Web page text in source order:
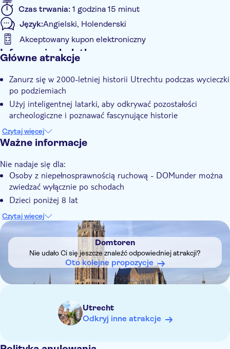
Czas trwania: 1 godzina 15 minut
Język:Angielski, Holenderski
Akceptowany kupon elektroniczny
Informacje dodatkowe
Wliczone są opłaty za wstęp
Wycieczka z przewodnikiem
Przewodnik ekspert
E-Voucher
Z audioprzewodnikiem
Główne atrakcje
Zanurz się w 2000-letniej historii Utrechtu podczas wycieczki
po podziemiach
Użyj inteligentnej latarki, aby odkrywać pozostałości
archeologiczne i poznawać fascynujące historie
Przeżyj czasy rzymskie, średniowiecze i niszczycielską burzę z
1674 roku
Czytaj więcej
Ważne informacje
Nie nadaje się dla:
Osoby z niepełnosprawnością ruchową - DOMunder można
zwiedzać wyłącznie po schodach
Dzieci poniżej 8 lat
Dowiedz się z wyprzedzeniem:
W DOMunder zawsze jest 17 stopni Celsjusza. Upewnij się,
że jesteś odpowiednio ubrany
Przed rozpoczęciem wycieczki należy odłożyć bagaże do
szafek na miejscu
Czytaj więcej
Domtoren
Nie udało Ci się jeszcze znaleźć odpowiedniej atrakcji?
Oto kolejne propozycje
Utrecht
Odkryj inne atrakcje